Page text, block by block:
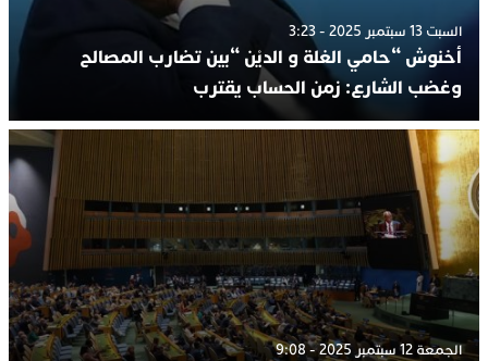
السبت 13 سبتمبر 2025 - 3:23
أخنوش “حامي الغلة و الديْن “بين تضارب المصالح
وغضب الشارع: زمن الحساب يقترب
الجمعة 12 سبتمبر 2025 - 9:08